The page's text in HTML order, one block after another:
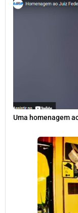
Uma homenagem